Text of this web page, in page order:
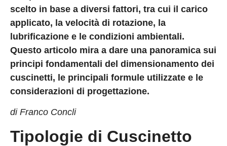
scelto in base a diversi fattori, tra cui il carico
applicato, la velocità di rotazione, la
lubrificazione e le condizioni ambientali.
Questo articolo mira a dare una panoramica sui
principi fondamentali del dimensionamento dei
cuscinetti, le principali formule utilizzate e le
considerazioni di progettazione.
di Franco Concli
Tipologie di Cuscinetto